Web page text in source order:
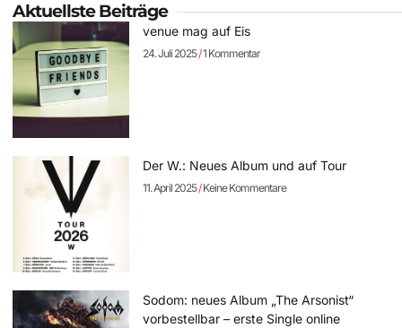
Aktuellste Beiträge
venue mag auf Eis
24. Juli 2025 1 Kommentar
Der W.: Neues Album und auf Tour
11. April 2025 Keine Kommentare
Sodom: neues Album „The Arsonist“
vorbestellbar – erste Single online